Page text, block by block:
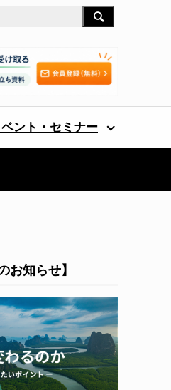
ント・セミナー
お知らせ】